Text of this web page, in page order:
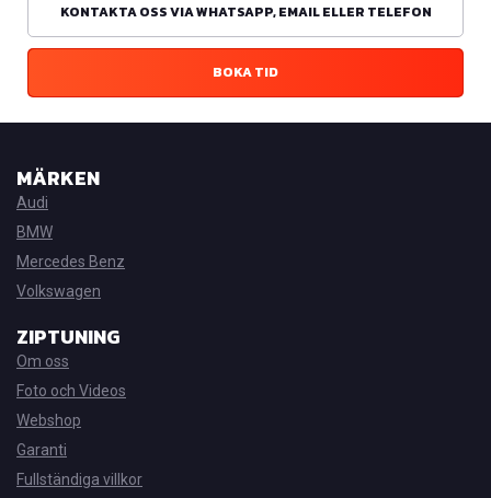
KONTAKTA OSS VIA WHATSAPP, EMAIL ELLER TELEFON
BOKA TID
MÄRKEN
Audi
BMW
Mercedes Benz
Volkswagen
ZIPTUNING
Om oss
Foto och Videos
Webshop
Garanti
Fullständiga villkor